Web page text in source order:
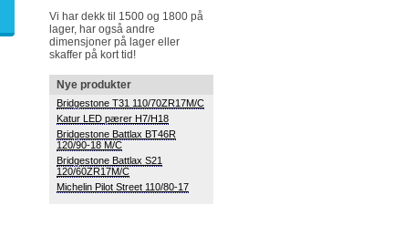
skaffer på kort tid!
Nye produkter
Bridgestone T31 110/70ZR17M/C
Katur LED pærer H7/H18
120/90-18 M/C
120/60ZR17M/C
Michelin Pilot Street 110/80-17